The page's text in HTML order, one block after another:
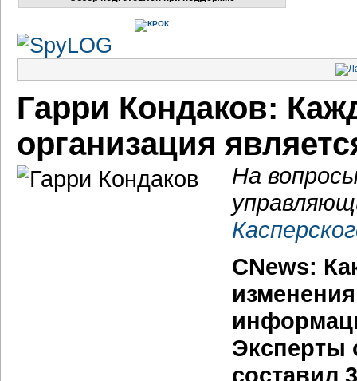
Гарри Кондаков:
организация
На
CNews:
Эксперты
составил